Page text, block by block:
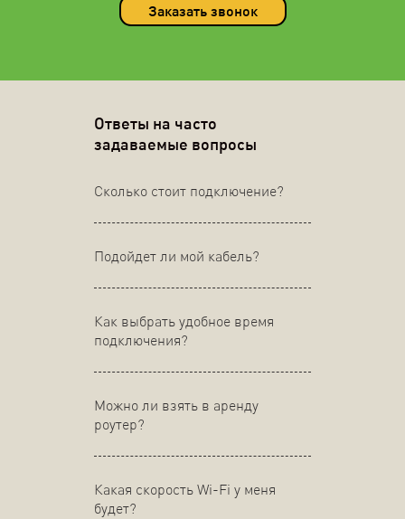
Заказать звонок
Ответы на часто
задаваемые вопросы
Сколько стоит подключение?
Подойдет ли мой кабель?
Как выбрать удобное время
подключения?
Можно ли взять в аренду
роутер?
Какая скорость Wi-Fi у меня
будет?